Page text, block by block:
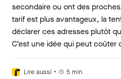
secondaire ou ont des
tarif est plus avantageux, la
déclarer ces adresses plutôt
C’est une idée qui peut coûter
Lire aussi • 5 min